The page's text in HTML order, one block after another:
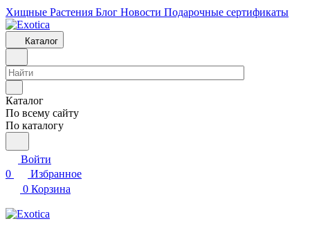
Хищные Растения Блог Новости Подарочные сертификаты
Каталог
Каталог
По всему сайту
По каталогу
Войти
0
Избранное
0 Корзина